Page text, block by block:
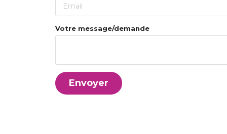
Votre message/demande
Envoyer